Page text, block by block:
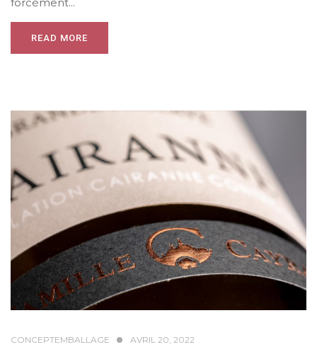
forcément...
READ MORE
CONCEPTEMBALLAGE
AVRIL 20, 2022